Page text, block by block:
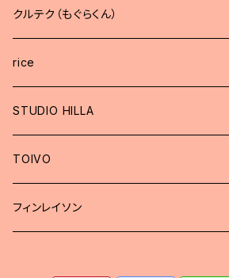
クルテク（もぐらくん）
rice
STUDIO HILLA
TOIVO
フィンレイソン